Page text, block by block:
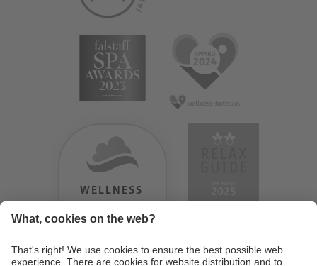
WELLNESS
9.18 / 10